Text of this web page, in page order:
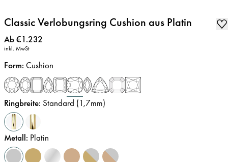
Classic Verlobungsring Cushion aus Platin
Preis:
Ab €1.232
inkl. MwSt
Form: Cushion
Ringbreite: Standard (1,7mm)
Metall: Platin